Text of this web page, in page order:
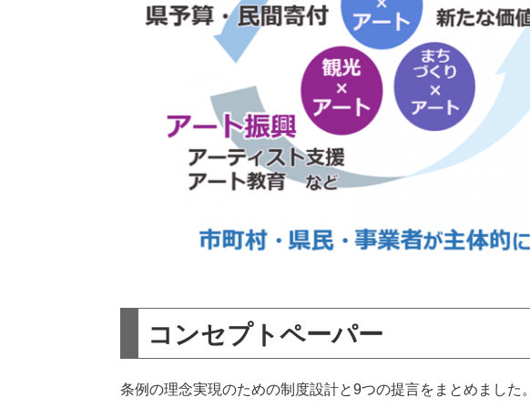
コンセプトペーパー
条例の理念実現のための制度設計と9つの提言をまとめました。